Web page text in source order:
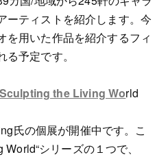
ーティストを紹介します。今
を用いた作品を紹介するフィ
予定です。
the Living World
氏の個展が開催中です。こ
シリーズの１つで、